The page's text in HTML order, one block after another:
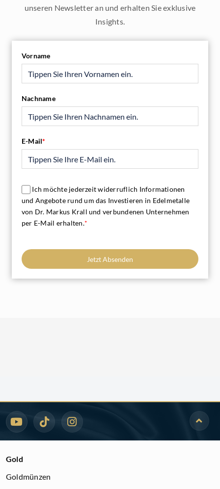
unseren Newsletter an und erhalten Sie exklusive
Insights.
Vorname
Nachname
E-Mail*
Ich möchte jederzeit widerruflich Informationen
und Angebote rund um das Investieren in Edelmetalle
von Dr. Markus Krall und verbundenen Unternehmen
per E-Mail erhalten.*
Jetzt Absenden
Gold
Goldmünzen